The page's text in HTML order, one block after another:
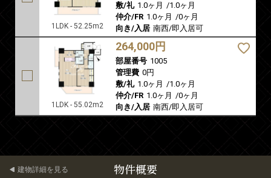
1LDK - 52.25m2
敷/礼 1.0ヶ月 /1.0ヶ月
仲介/FR 1.0ヶ月 /0ヶ月
向き/入居 南西/即入居可
1LDK - 55.02m2
264,000円
部屋番号 1005
管理費 0円
敷/礼 1.0ヶ月 /1.0ヶ月
仲介/FR 1.0ヶ月 /0ヶ月
向き/入居 南西/即入居可
物件概要
建物詳細を見る